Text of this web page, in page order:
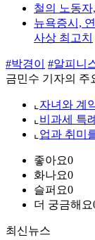
철의 노동
뉴욕증시,
사상 최고치
#박경이 #알피니
금민수 기자의 주
⌞ 자녀와 계
⌞ 비과세 특
⌞ 업과 취미
좋아요0
화나요0
슬퍼요0
더 궁금해요
최신뉴스